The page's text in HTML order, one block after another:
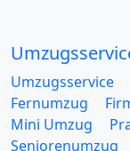
Umzugsservice
Fernumzug
Mini Umzug
Seniorenumzug